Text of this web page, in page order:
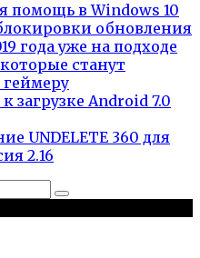
помощь в Windows 10
обновления
года уже на подходе
станут
загрузке Android 7.0
UNDELETE 360 для
2.16